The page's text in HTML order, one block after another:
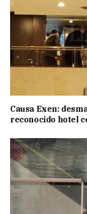
Causa Exen:
reconocido hotel